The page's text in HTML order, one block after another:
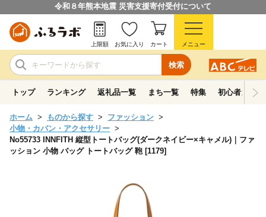
令和８年熊本地震 災害支援寄付受付について
検索
上限額 お気に入り カート メニュー
トップ ランキング 返礼品一覧 まち一覧 特集 初心者ガイド
ホーム ものから探す
ファッション
小物・カバン・アクセサリー
No55733 INNFITH 縦型トートバッグ(ダークネイビー×キャメル)｜ファ
ッション 小物 バッグ トートバッグ 鞄 [1179]